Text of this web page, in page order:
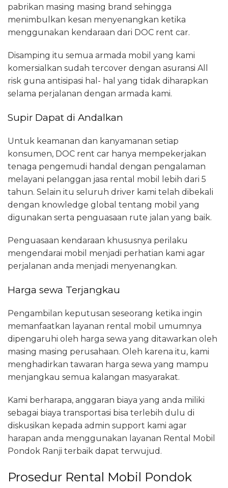
pabrikan masing masing brand sehingga
menimbulkan kesan menyenangkan ketika
menggunakan kendaraan dari DOC rent car.
Disamping itu semua armada mobil yang kami
komersialkan sudah tercover dengan asuransi All
risk guna antisipasi hal- hal yang tidak diharapkan
selama perjalanan dengan armada kami.
Supir Dapat di Andalkan
Untuk keamanan dan kanyamanan setiap
konsumen, DOC rent car hanya mempekerjakan
tenaga pengemudi handal dengan pengalaman
melayani pelanggan jasa rental mobil lebih dari 5
tahun. Selain itu seluruh driver kami telah dibekali
dengan knowledge global tentang mobil yang
digunakan serta penguasaan rute jalan yang baik.
Penguasaan kendaraan khususnya perilaku
mengendarai mobil menjadi perhatian kami agar
perjalanan anda menjadi menyenangkan.
Harga sewa Terjangkau
Pengambilan keputusan seseorang ketika ingin
memanfaatkan layanan rental mobil umumnya
dipengaruhi oleh harga sewa yang ditawarkan oleh
masing masing perusahaan. Oleh karena itu, kami
menghadirkan tawaran harga sewa yang mampu
menjangkau semua kalangan masyarakat.
Kami berharapa, anggaran biaya yang anda miliki
sebagai biaya transportasi bisa terlebih dulu di
diskusikan kepada admin support kami agar
harapan anda menggunakan layanan Rental Mobil
Pondok Ranji terbaik dapat terwujud.
Prosedur Rental Mobil Pondok